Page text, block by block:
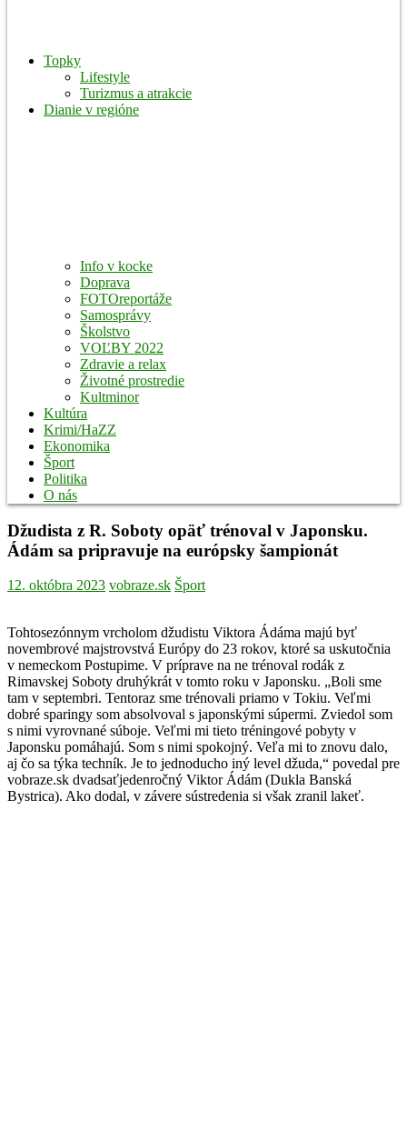
Topky
Lifestyle
Turizmus a atrakcie
Dianie v regióne
Info v kocke
Doprava
FOTOreportáže
Samosprávy
Školstvo
VOĽBY 2022
Zdravie a relax
Životné prostredie
Kultminor
Kultúra
Krimi/HaZZ
Ekonomika
Šport
Politika
O nás
Džudista z R. Soboty opäť trénoval v Japonsku.
Ádám sa pripravuje na európsky šampionát
12. októbra 2023 vobraze.sk Šport
Tohtosezónnym vrcholom džudistu Viktora Ádáma majú byť
novembrové majstrovstvá Európy do 23 rokov, ktoré sa uskutočnia
v nemeckom Postupime. V príprave na ne trénoval rodák z
Rimavskej Soboty druhýkrát v tomto roku v Japonsku. „Boli sme
tam v septembri. Tentoraz sme trénovali priamo v Tokiu. Veľmi
dobré sparingy som absolvoval s japonskými súpermi. Zviedol som
s nimi vyrovnané súboje. Veľmi mi tieto tréningové pobyty v
Japonsku pomáhajú. Som s nimi spokojný. Veľa mi to znovu dalo,
aj čo sa týka techník. Je to jednoducho iný level džuda,“ povedal pre
vobraze.sk dvadsaťjedenročný Viktor Ádám (Dukla Banská
Bystrica). Ako dodal, v závere sústredenia si však zranil lakeť.